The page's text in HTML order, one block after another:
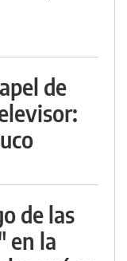
de
de las
en la